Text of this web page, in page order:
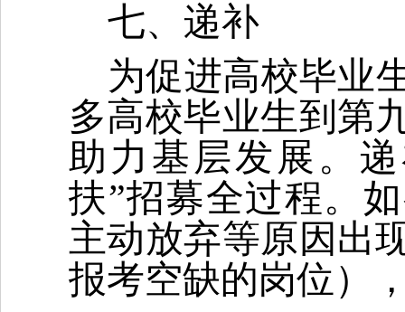
七、递补
为促进高校毕业
多高校毕业生到第
助力基层发展。
扶”招募全过程。
主动放弃等原因出
报考空缺的岗位）